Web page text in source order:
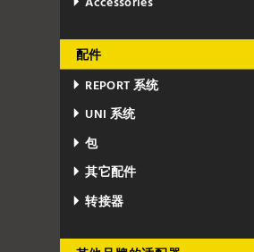
配件
REPORT 系统
UNI 系统
包
其它配件
转接器